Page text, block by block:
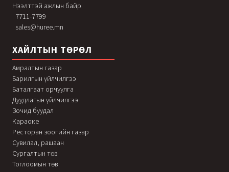
Нээлттэй ажлын байр
7711-7799
sales@huree.mn
ХАЙЛТЫН ТӨРӨЛ
Амралтын газар
Барилгын үйлчилгээ
Баталгаат орчуулга
Дуудлагын үйлчилгээ
Зочид буудал
Караоке
Ресторан зоогийн газар
Сувилал, рашаан
Сургалтын төв
Тоглоомын төв